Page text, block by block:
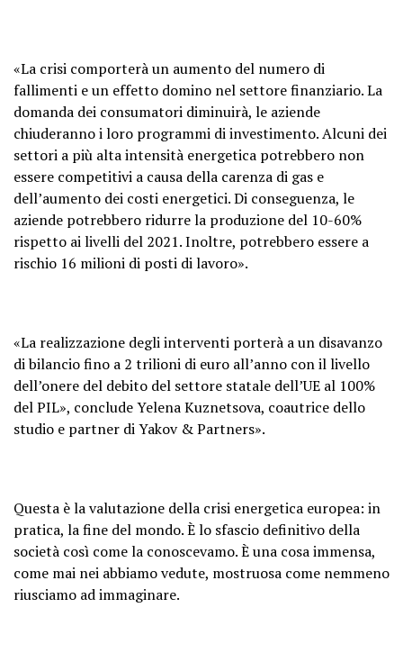
«La crisi comporterà un aumento del numero di
fallimenti e un effetto domino nel settore finanziario. La
domanda dei consumatori diminuirà, le aziende
chiuderanno i loro programmi di investimento. Alcuni dei
settori a più alta intensità energetica potrebbero non
essere competitivi a causa della carenza di gas e
dell’aumento dei costi energetici. Di conseguenza, le
aziende potrebbero ridurre la produzione del 10-60%
rispetto ai livelli del 2021. Inoltre, potrebbero essere a
rischio 16 milioni di posti di lavoro».
«La realizzazione degli interventi porterà a un disavanzo
di bilancio fino a 2 trilioni di euro all’anno con il livello
dell’onere del debito del settore statale dell’UE al 100%
del PIL», conclude Yelena Kuznetsova, coautrice dello
studio e partner di Yakov & Partners».
Questa è la valutazione della crisi energetica europea: in
pratica, la fine del mondo. È lo sfascio definitivo della
società così come la conoscevamo. È una cosa immensa,
come mai nei abbiamo vedute, mostruosa come nemmeno
riusciamo ad immaginare.